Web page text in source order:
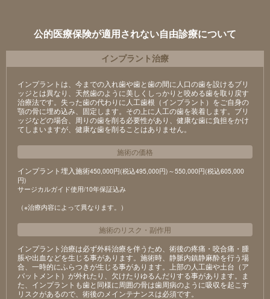
公的医療保険が適用されない自由診療について
インプラント治療
インプラントは、今までの入れ歯や歯と歯の間に人口の歯を設けるブリ
ッジとは異なり、天然歯のように美しくしっかりと咬める歯を取り戻す
治療法です。失った歯の代わりに人工歯根（インプラント）をご自身の
顎の骨に埋め込み、固定します。その上に人工の歯を装着します。ブリ
ッジなどの場合、周りの歯を削る必要性があり、健康な歯に負担をかけ
てしまいますが、健康な歯を削ることはありません。
施術の価格
インプラント埋入施術450,000円(税込495,000円)～550,000円(税込605,000
円)
サージカルガイド使用/10年保証込み
（※治療内容によって異なります。）
施術のリスク ・ 副作用
インプラント治療は必ず外科治療を伴うため、術後の疼痛・咬合痛・腫
脹や出血などを生じる事があります。施術時、静脈内鎮静麻酔を行う場
合、一時的にふらつきが生じる事があります。上部の人工歯や土台（ア
バットメント）が外れたり、欠けたりゆるんだりする事があります。ま
た、インプラントも歯と同様に周囲の骨は歯周病のように吸収を起こす
リスクがあるので、術後のメインテナンスは必須です。